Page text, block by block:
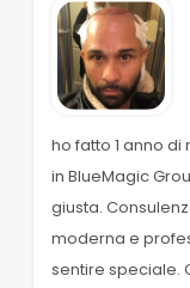
ho fatto 1 anno
in BlueMagic
giusta.
moderna e
sentire speciale.